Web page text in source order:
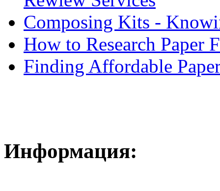
Composing Kits -
How to Research Paper
Finding Affordable
Информация: